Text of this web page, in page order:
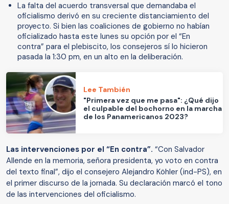
La falta del acuerdo transversal que demandaba el
oficialismo derivó en su creciente distanciamiento del
proyecto. Si bien las coaliciones de gobierno no habían
oficializado hasta este lunes su opción por el “En
contra” para el plebiscito, los consejeros sí lo hicieron
pasada la 1:30 pm, en un alto en la deliberación.
Lee También
"Primera vez que me pasa": ¿Qué dijo
el culpable del bochorno en la marcha
de los Panamericanos 2023?
Las intervenciones por el “En contra”. “Con Salvador
Allende en la memoria, señora presidenta, yo voto en contra
del texto final”, dijo el consejero Alejandro Köhler (ind-PS), en
el primer discurso de la jornada. Su declaración marcó el tono
de las intervenciones del oficialismo.